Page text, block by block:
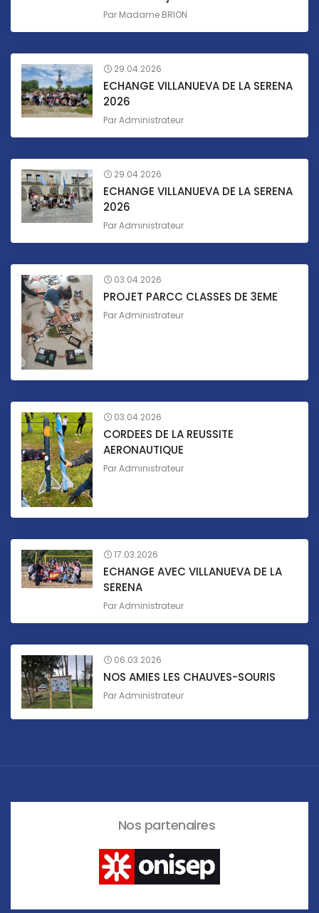
Par Madame BRION
29.04.2026
ECHANGE VILLANUEVA DE LA SERENA
2026
ParAdministrateur
29.04.2026
ECHANGE VILLANUEVA DE LA SERENA
2026
ParAdministrateur
03.04.2026
PROJET PARCC CLASSES DE 3EME
ParAdministrateur
03.04.2026
CORDEES DE LA REUSSITE
AERONAUTIQUE
ParAdministrateur
17.03.2026
ECHANGE AVEC VILLANUEVA DE LA
SERENA
ParAdministrateur
06.03.2026
NOS AMIES LES CHAUVES-SOURIS
ParAdministrateur
Nos partenaires